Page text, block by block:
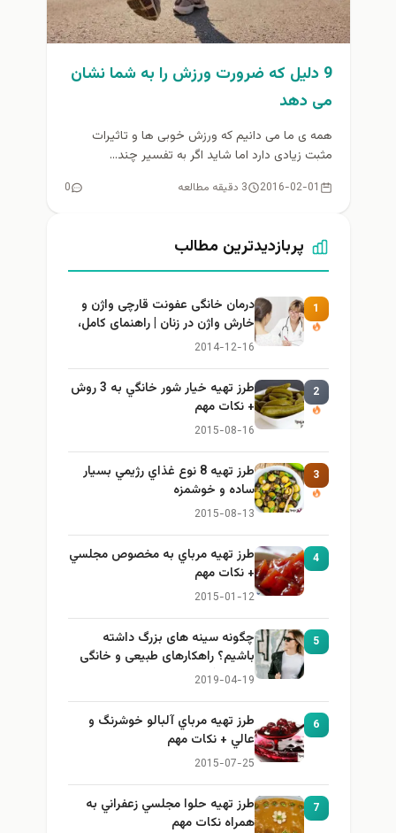
9 دلیل که ضرورت ورزش را به شما نشان
می دهد
همه ی ما می دانیم که ورزش خوبی ها و تاثیرات
مثبت زیادی دارد اما شاید اگر به تفسیر چند...
2016-02-01 3 دقیقه مطالعه 0
پربازدیدترین مطالب
1
درمان خانگی عفونت قارچی واژن و
خارش واژن در زنان | راهنمای کامل،
ایمن و کاربردی
2014-12-16
2
طرز تهيه خیار شور خانگي به 3 روش
+ نكات مهم
2015-08-16
3
طرز تهيه 8 نوع غذاي رژيمي بسيار
ساده و خوشمزه
2015-08-13
4
طرز تهيه مرباي به مخصوص مجلسي
+ نكات مهم
2015-01-12
5
چگونه سینه های بزرگ داشته
باشیم؟ راهکارهای طبیعی و خانگی
برای بزرگ کردن سینه
2019-04-19
6
طرز تهيه مرباي آلبالو خوشرنگ و
عالي + نكات مهم
2015-07-25
7
طرز تهيه حلوا مجلسي زعفراني به
همراه نكات مهم